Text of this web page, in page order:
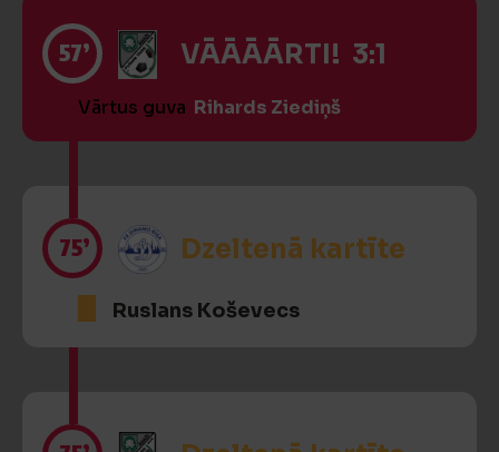
57’ VĀĀĀĀRTI! 3:1
Vārtus guva Rihards Ziediņš
75’ Dzeltenā kartīte
Ruslans Koševecs